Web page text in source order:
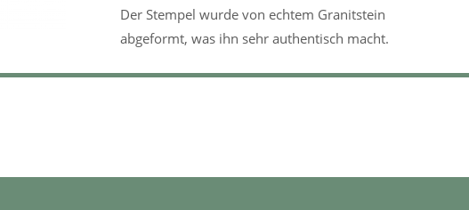
Der Stempel wurde von echtem Granitstein
abgeformt, was ihn sehr authentisch macht.